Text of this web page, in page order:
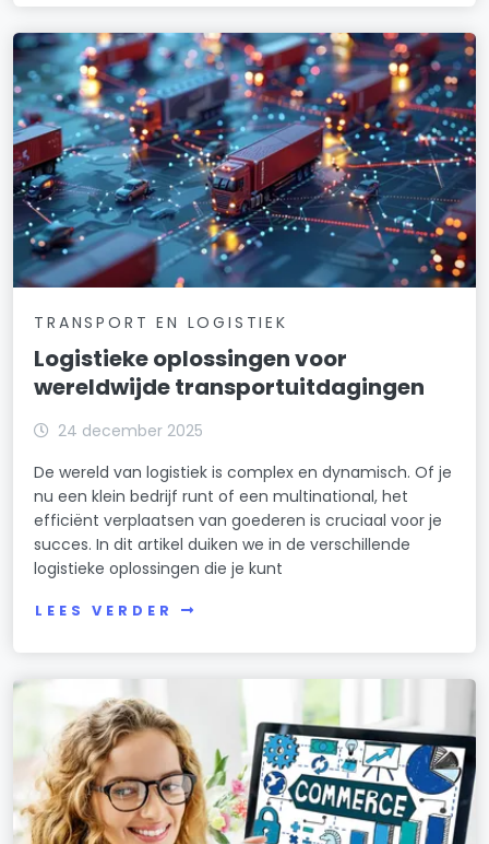
TRANSPORT EN LOGISTIEK
Logistieke oplossingen voor
wereldwijde transportuitdagingen
24 december 2025
De wereld van logistiek is complex en dynamisch. Of je
nu een klein bedrijf runt of een multinational, het
efficiënt verplaatsen van goederen is cruciaal voor je
succes. In dit artikel duiken we in de verschillende
logistieke oplossingen die je kunt
LEES VERDER